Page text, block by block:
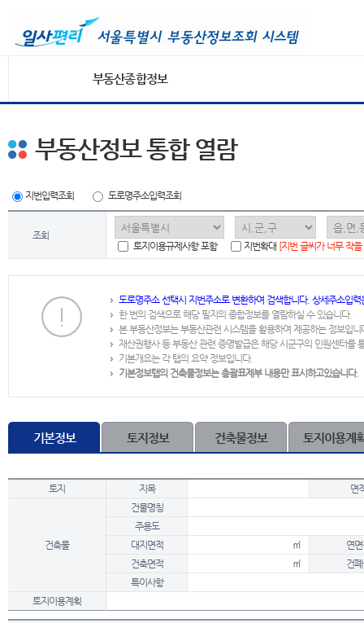
부동산종합정보
부동산정보 통합 열람
지번입력조회 도로명주소입력조회
조회
토지이용규제사항 포함
지번확대 [지번 글씨가 너무 작
도로명주소 선택시 지번주소로 변환하여 검색합니다. 상세주소입
한 번의 검색으로 해당 필지의 종합정보를 열람하실 수 있습니다.
본 부동산정보는 부동산관련 시스템을 활용하여 제공하는 정보입니
재산권행사 등 부동산 관련 증명발급은 해당 시군구의 민원센터를
기본개요는 각 탭의 요약 정보입니다.
기본정보탭의 건축물정보는 총괄표제부 내용만 표시하고있습니다.
기본정보 토지정보 건축물정보 토지이용계
토지 지목 면
건축물
건물명칭
주용도
대지면적
㎡
연
건축면적
㎡
건
특이사항
토지이용계획